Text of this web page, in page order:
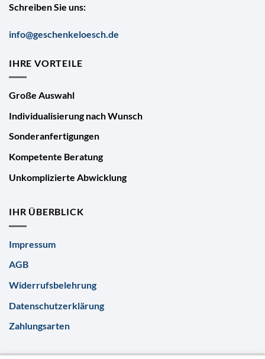
Schreiben Sie uns:
info@geschenkeloesch.de
IHRE VORTEILE
Große Auswahl
Individualisierung nach Wunsch
Sonderanfertigungen
Kompetente Beratung
Unkomplizierte Abwicklung
IHR ÜBERBLICK
Impressum
AGB
Widerrufsbelehrung
Datenschutzerklärung
Zahlungsarten